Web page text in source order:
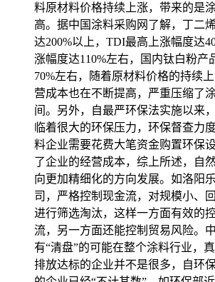
料原材料价格持续上涨，带来的是
高。据中国涂料采购网了解，丁二
达200%以上，TDI最高上涨幅度达
涨幅度达110%左右，国内钛白粉产
70%左右，随着原材料价格的持续
营成本也在不断提高，严重压缩了
间。另外，自最严环保法实施以来
临着很大的环保压力，环保督查力
料企业需要花费大笔资金购置环保
了企业的经营成本，综上所述，自
向更加精细化的方向发展。如洛阳
司，严格控制现金流，对规模小、
进行筛选淘汰，这样一方面有效的
流，另一方面还能控制贸易风险。
有“清盘”的可能在整个涂料行业，
排放达标的企业并不是很多，自环